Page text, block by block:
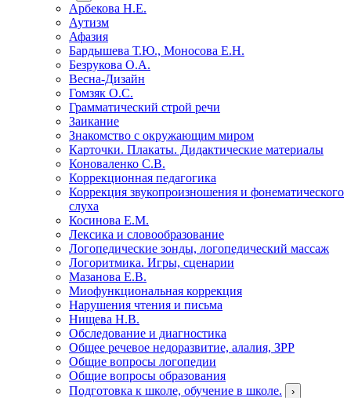
Арбекова Н.Е.
Аутизм
Афазия
Бардышева Т.Ю., Моносова Е.Н.
Безрукова О.А.
Весна-Дизайн
Гомзяк О.С.
Грамматический строй речи
Заикание
Знакомство с окружающим миром
Карточки. Плакаты. Дидактические материалы
Коноваленко С.В.
Коррекционная педагогика
Коррекция звукопроизношения и фонематического
слуха
Косинова Е.М.
Лексика и словообразование
Логопедические зонды, логопедический массаж
Логоритмика. Игры, сценарии
Мазанова Е.В.
Миофункциональная коррекция
Нарушения чтения и письма
Нищева Н.В.
Обследование и диагностика
Общее речевое недоразвитие, алалия, ЗРР
Общие вопросы логопедии
Общие вопросы образования
Подготовка к школе, обучение в школе.
›